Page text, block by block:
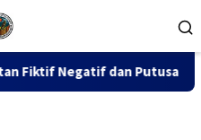
PK 155 Sidang